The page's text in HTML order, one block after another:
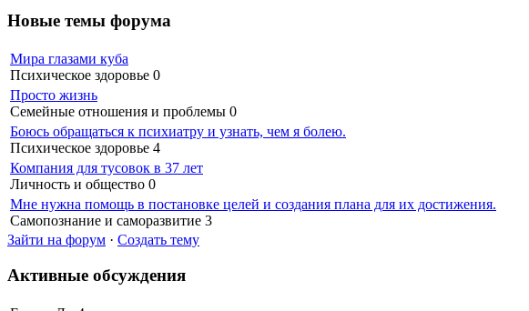
Новые темы форума
Мира глазами куба
Психическое здоровье 0
Просто жизнь
Семейные отношения и проблемы 0
Боюсь обращаться к психиатру и узнать, чем я болею.
Психическое здоровье 4
Компания для тусовок в 37 лет
Личность и общество 0
Мне нужна помощь в постановке целей и создания плана для их достижения.
Самопознание и саморазвитие 3
Зайти на форум · Создать тему
Активные обсуждения